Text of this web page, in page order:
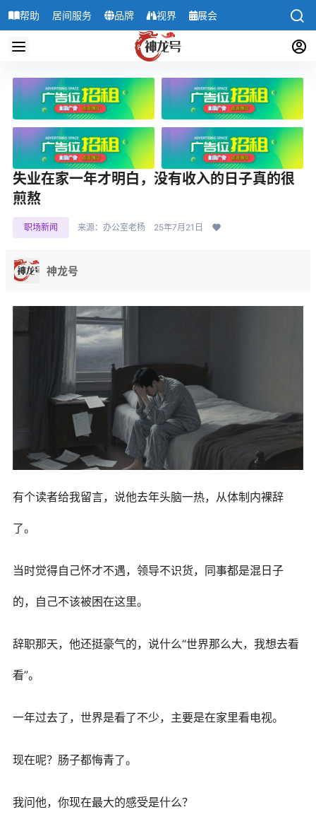
帮助 居间服务 品牌 视界 展会
失业在家一年才明白，没有收入的日子真的很
煎熬
职场新闻 来源：办公室老杨 25年7月21日
神龙号
有个读者给我留言，说他去年头脑一热，从体制内裸辞
了。
当时觉得自己怀才不遇，领导不识货，同事都是混日子
的，自己不该被困在这里。
辞职那天，他还挺豪气的，说什么“世界那么大，我想去看
看”。
一年过去了，世界是看了不少，主要是在家里看电视。
现在呢？肠子都悔青了。
我问他，你现在最大的感受是什么？